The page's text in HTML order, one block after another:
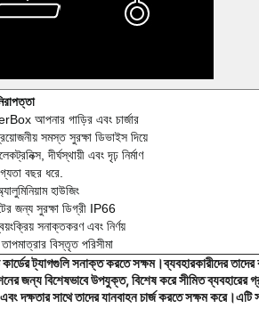
আপনার গাড়ির এবং চার্জার
সমস্ত সুরক্ষা ডিভাইস দিয়ে
দীর্ঘস্থায়ী এবং দৃঢ় নির্মাণ
বছর ধরে.
হাউজিং
জন্য সুরক্ষা ডিগ্রী IP66
সনাক্তকরণ এবং নির্ণয়
বিস্তৃত পরিসীমা
সনাক্ত করতে সক্ষম।ব্যবহারকারীদের তাদের
জন্য বিশেষভাবে উপযুক্ত, বিশেষ করে সীমিত ব্যবহারের
সাথে তাদের যানবাহন চার্জ করতে সক্ষম